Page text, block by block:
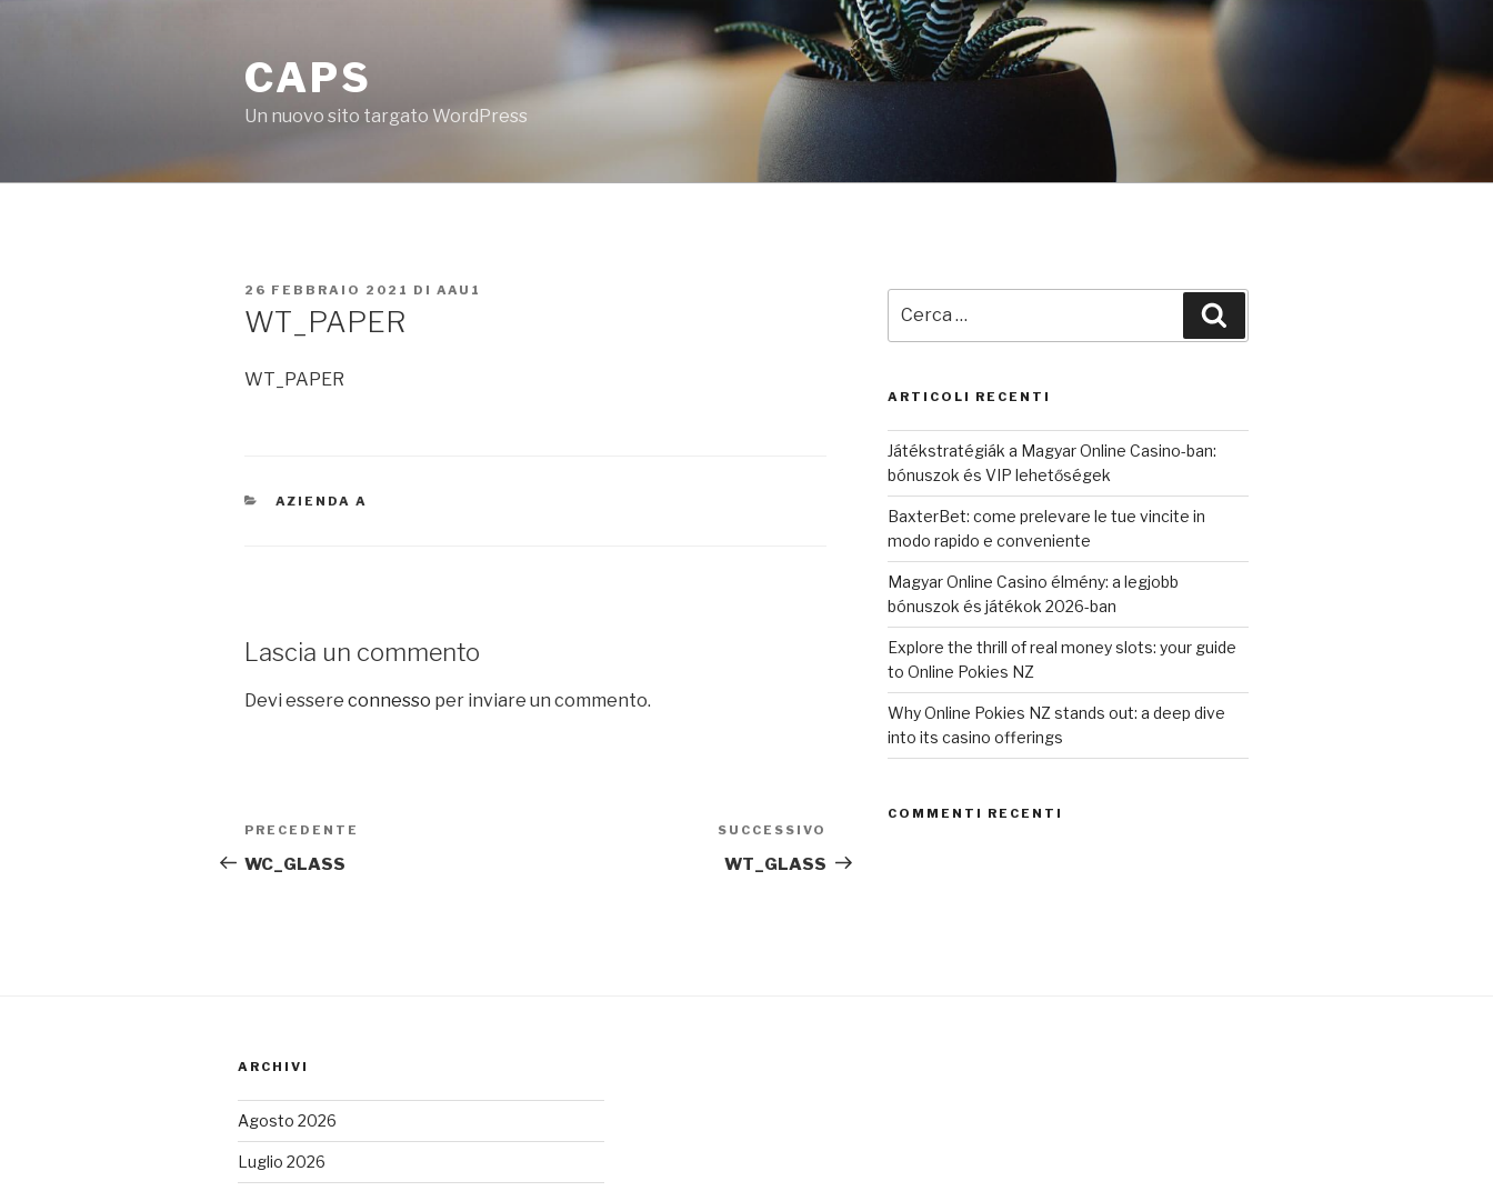
CAPS
Un nuovo sito targato WordPress
PUBBLICATO
IL
26 FEBBRAIO 2021 DI AAU1
WT_PAPER
WT_PAPER
CATEGORIE
AZIENDA A
Lascia un commento
Devi essere connesso per inviare un commento.
Navigazione
articoli
Articolo
precedente:
PRECEDENTE
WC_GLASS
successivo
SUCCESSIVO
WT_GLASS
ARTICOLI RECENTI
Játékstratégiák a Magyar Online Casino-ban:
bónuszok és VIP lehetőségek
BaxterBet: come prelevare le tue vincite in
modo rapido e conveniente
Magyar Online Casino élmény: a legjobb
bónuszok és játékok 2026-ban
Explore the thrill of real money slots: your guide
to Online Pokies NZ
Why Online Pokies NZ stands out: a deep dive
into its casino offerings
COMMENTI RECENTI
ARCHIVI
Agosto 2026
Luglio 2026